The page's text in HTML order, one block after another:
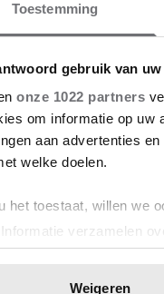
Toestemming
gebruik van uw
onze 1022 partners
om informatie op uw
aan advertenties
welke doelen.
het toestaat, willen we
Informatie verzamelen
Uw apparaat
Weigeren